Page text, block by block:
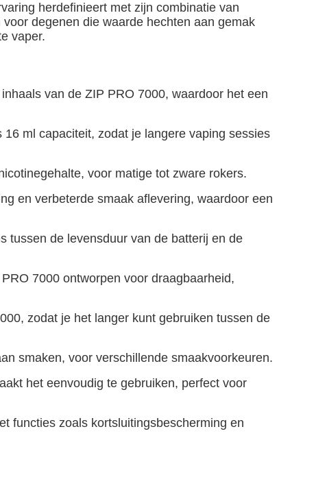
herdefinieert met zijn combinatie van
degenen die waarde hechten aan gemak
vaper.
van de ZIP PRO 7000, waardoor het een
ml capaciteit, zodat je langere vaping sessies
voor matige tot zware rokers.
en verbeterde smaak aflevering, waardoor een
tussen de levensduur van de batterij en de
7000 ontworpen voor draagbaarheid,
zodat je het langer kunt gebruiken tussen de
smaken, voor verschillende smaakvoorkeuren.
het eenvoudig te gebruiken, perfect voor
functies zoals kortsluitingsbescherming en